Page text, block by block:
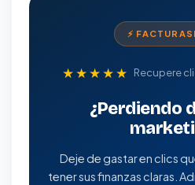
⚡
★★★★★ Recupere
¿Perdiendo
Deje de gastar en clics
tener sus finanzas claras.